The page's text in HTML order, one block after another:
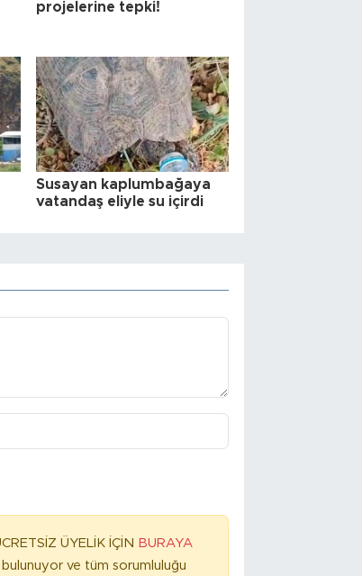
projelerine tepki!
Susayan kaplumbağaya
vatandaş eliyle su içirdi
ÜYELİK İÇİN BURAYA
ve tüm sorumluluğu